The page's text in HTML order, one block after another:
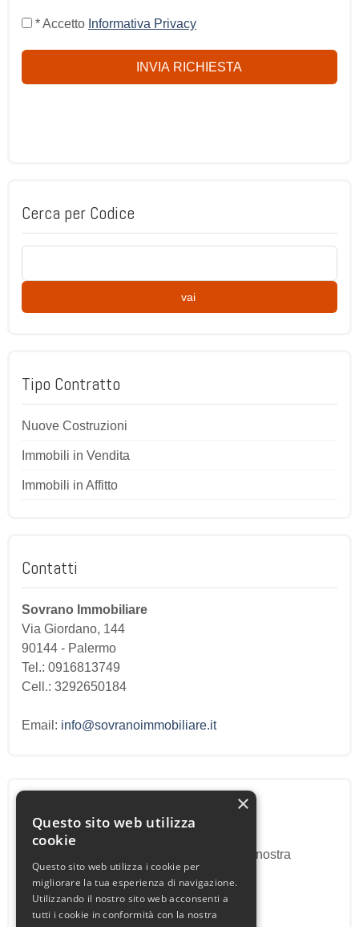
* Accetto Informativa Privacy
INVIA RICHIESTA
Cerca per Codice
vai
Tipo Contratto
Nuove Costruzioni
Immobili in Vendita
Immobili in Affitto
Contatti
Sovrano Immobiliare
Via Giordano, 144
90144 - Palermo
Tel.: 0916813749
Cell.: 3292650184
Email: info@sovranoimmobiliare.it
Proponi il Tuo Immobile
Proponi il tuo immobile alla nostra
agenzia.
×
Questo sito web utilizza
cookie
Questo sito web utilizza i cookie per
migliorare la tua esperienza di navigazione.
Utilizzando il nostro sito web acconsenti a
tutti i cookie in conformità con la nostra